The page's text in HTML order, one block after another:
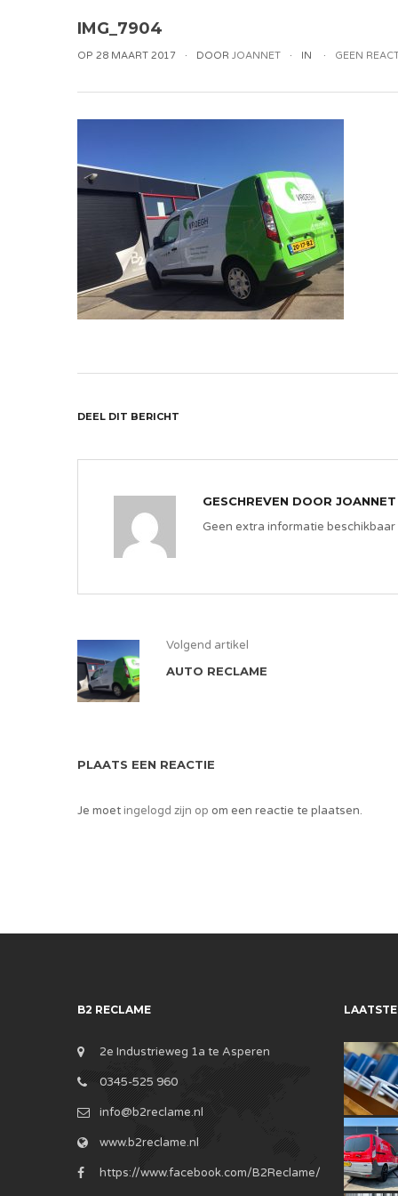
IMG_7904
OP 28 MAART 2017 DOOR JOANNET IN GEEN
DEEL DIT BERICHT
GESCHREVEN DOOR JOANNET
Geen extra informatie beschikbaar
Volgend artikel
AUTO RECLAME
PLAATS EEN REACTIE
Je moetingelogd zijn op om een reactie te plaatsen.
B2 RECLAME
2e Industrieweg 1a te Asperen
0345-525 960
info@b2reclame.nl
www.b2reclame.nl
https://www.facebook.com/B2Reclame/